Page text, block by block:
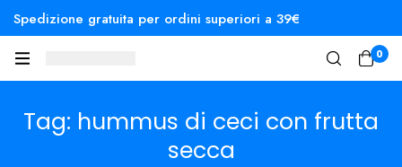
Spedizione gratuita per ordini superiori a 39€
0
Tag: hummus di ceci con frutta
secca